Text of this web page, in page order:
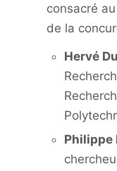
consacré
de la
Hervé
Philippe